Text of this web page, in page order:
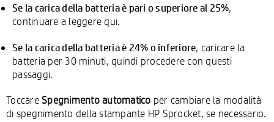
Se la carica della batteria è pari o superiore al 25%,
continuare a leggere qui.
Se la carica della batteria è 24% o inferiore, caricare la
batteria per 30 minuti, quindi procedere con questi
passaggi.
ToccareSpegnimento automatico per cambiare la modalità
di spegnimento della stampante HP Sprocket, se necessario.